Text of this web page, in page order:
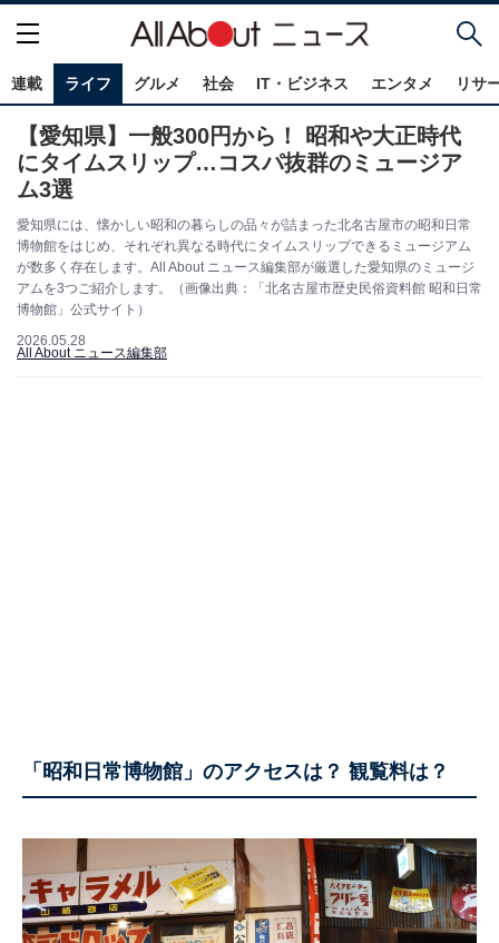
連載 ライフ グルメ 社会 IT・ビジネス エンタメ リサ
【愛知県】一般300円から！ 昭和や大正時代
にタイムスリップ…コスパ抜群のミュージア
ム3選
愛知県には、懐かしい昭和の暮らしの品々が詰まった北名古屋市の昭和日常
博物館をはじめ、それぞれ異なる時代にタイムスリップできるミュージアム
が数多く存在します。All About ニュース編集部が厳選した愛知県のミュージ
アムを3つご紹介します。（画像出典：「北名古屋市歴史民俗資料館 昭和日常
博物館」公式サイト）
2026.05.28
All About ニュース編集部
「昭和日常博物館」のアクセスは？ 観覧料は？